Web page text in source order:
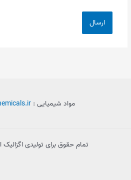
مواد شیمیایی :
تمام حقوق برای تولیدی